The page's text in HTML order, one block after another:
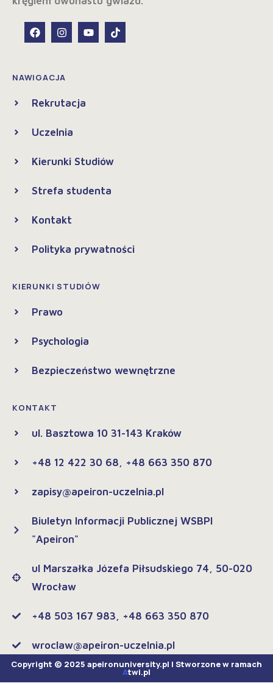
NAWIGACJA
Rekrutacja
Uczelnia
Kierunki Studiów
Strefa studenta
Kontakt
Polityka prywatności
KIERUNKI STUDIÓW
Prawo
Psychologia
Bezpieczeństwo wewnętrzne
KONTAKT
ul. Basztowa 10 31-143 Kraków
+48 12 422 30 68, +48 663 350 870
zapisy@apeiron-uczelnia.pl
Biuletyn Informacji Publicznej WSBPI
"Apeiron"
ul Marszałka Józefa Piłsudskiego 74, 50-020
Wrocław
+48 503 167 983, +48 663 350 870
wroclaw@apeiron-uczelnia.pl
Copyright © 2025 apeironuniversity.pl | Stworzone w ramach
Atwi.pl